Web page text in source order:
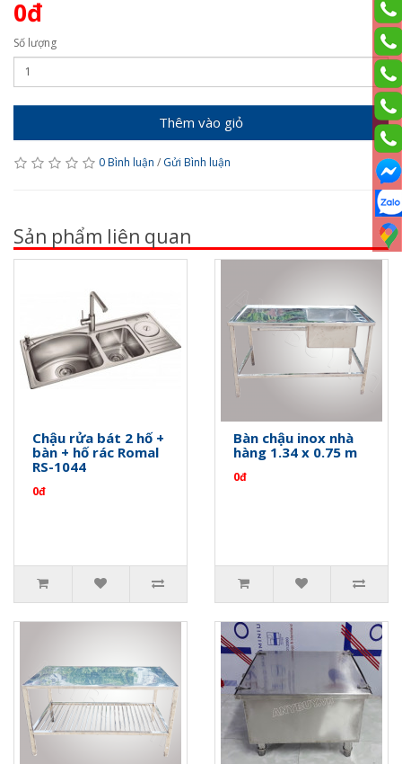
0đ
Số lượng
Thêm vào giỏ
0 Bình luận / Gửi Bình luận
Sản phẩm liên quan
Chậu rửa bát 2 hố +
bàn + hố rác Romal
RS-1044
0đ
Bàn chậu inox nhà
hàng 1.34 x 0.75 m
0đ